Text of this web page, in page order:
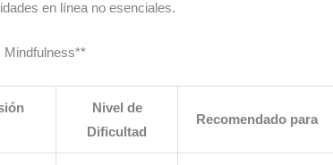
en línea no esenciales.
Mindfulness**
Nivel de
Dificultad
Recomendado para